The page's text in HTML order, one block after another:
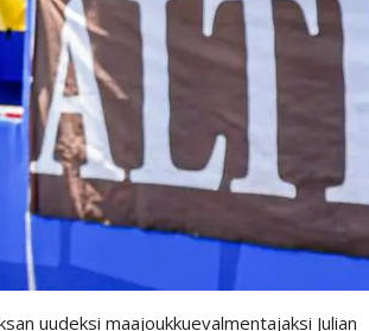
uudeksi maajoukkuevalmentajaksi Julian